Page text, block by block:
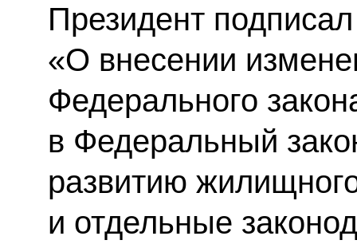
Президент
«О внесении
Федерального
в Федеральный
развитию
и отдельные